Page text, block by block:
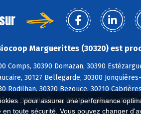
: pour assurer une performance
toute sécurité. Vous pouvez changer
Marguerittes (30320) est
Comps, 30390 Domazan, 30390
30127 Bellegarde, 30300
Rodilhan, 30320 Bezouce, 30210
30900 Nîmes, 30210 Argilliers,